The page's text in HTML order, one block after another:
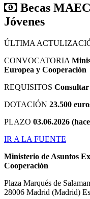
Becas
Jóvenes
ÚLTIMA
CONVOCATORIA
Europea y Cooperación
REQUISITOS Consultar
DOTACIÓN 23.500
PLAZO 03.06.2026
IR A LA FUENTE
Ministerio de Asuntos
Cooperación
Plaza Marqués de
28006 Madrid (Madrid)